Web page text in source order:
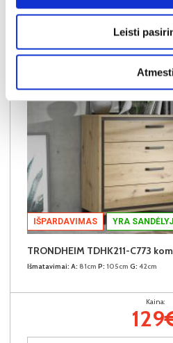
Leisti
Atmesti
IŠPARDAVIMAS YRA
TRONDHEIM TDHK211-C773
Išmatavimai: A: 81cm P: 105cm G: 42cm
Kaina: